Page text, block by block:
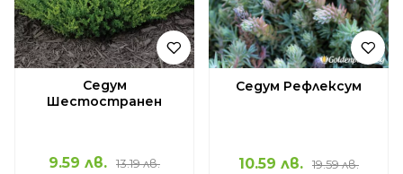
Седум
Шестостранен
9.59 лв.
13.19 лв.
Седум Рефлексум
10.59 лв.
19.59 лв.